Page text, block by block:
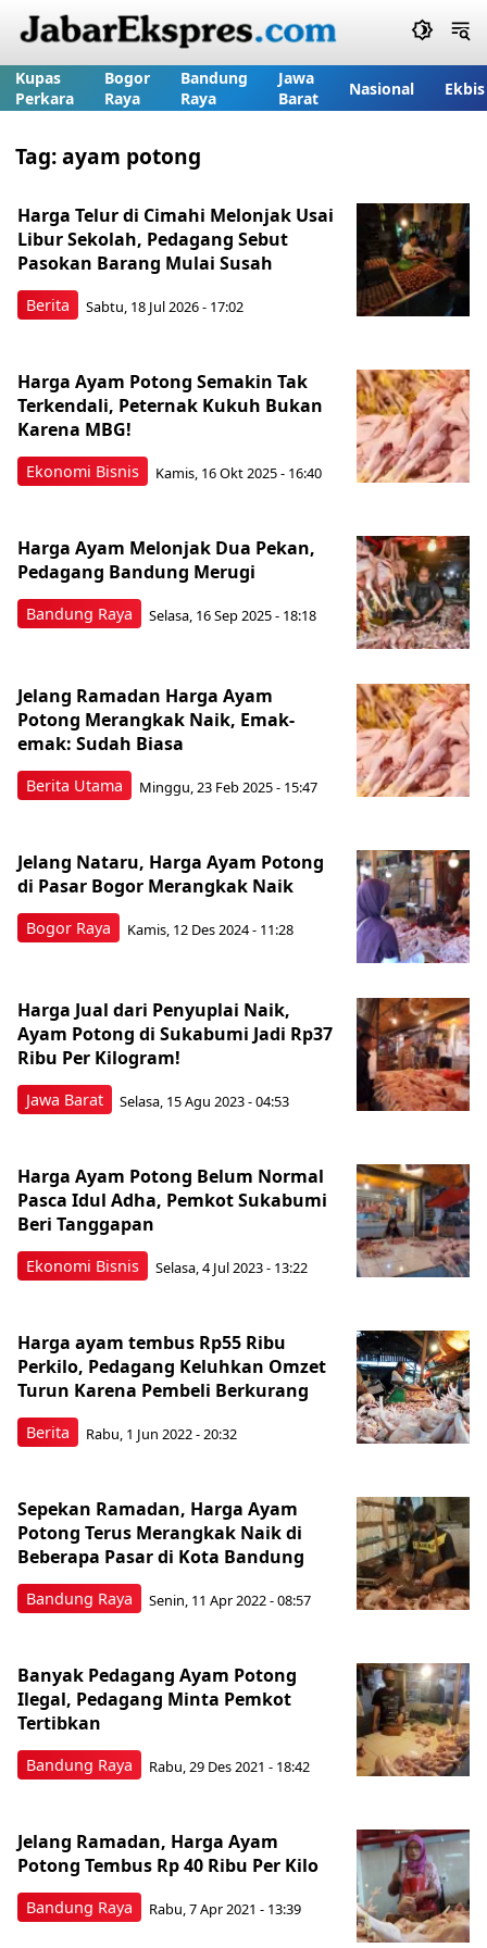
Kupas
Perkara
Bogor
Raya
Bandung
Raya
Jawa
Barat
Nasional Ekbis
Tag:ayam potong
Berita
Harga Telur di Cimahi Melonjak Usai
Libur Sekolah, Pedagang Sebut
Pasokan Barang Mulai Susah
Sabtu, 18 Jul 2026 - 17:02
Ekonomi Bisnis
Harga Ayam Potong Semakin Tak
Terkendali, Peternak Kukuh Bukan
Karena MBG!
Kamis, 16 Okt 2025 - 16:40
Bandung Raya
Harga Ayam Melonjak Dua Pekan,
Pedagang Bandung Merugi
Selasa, 16 Sep 2025 - 18:18
Berita Utama
Jelang Ramadan Harga Ayam
Potong Merangkak Naik, Emak-
emak: Sudah Biasa
Minggu, 23 Feb 2025 - 15:47
Bogor Raya
Jelang Nataru, Harga Ayam Potong
di Pasar Bogor Merangkak Naik
Kamis, 12 Des 2024 - 11:28
Jawa Barat
Harga Jual dari Penyuplai Naik,
Ayam Potong di Sukabumi Jadi Rp37
Ribu Per Kilogram!
Selasa, 15 Agu 2023 - 04:53
Ekonomi Bisnis
Harga Ayam Potong Belum Normal
Pasca Idul Adha, Pemkot Sukabumi
Beri Tanggapan
Selasa, 4 Jul 2023 - 13:22
Berita
Harga ayam tembus Rp55 Ribu
Perkilo, Pedagang Keluhkan Omzet
Turun Karena Pembeli Berkurang
Rabu, 1 Jun 2022 - 20:32
Bandung Raya
Sepekan Ramadan, Harga Ayam
Potong Terus Merangkak Naik di
Beberapa Pasar di Kota Bandung
Senin, 11 Apr 2022 - 08:57
Bandung Raya
Banyak Pedagang Ayam Potong
Ilegal, Pedagang Minta Pemkot
Tertibkan
Rabu, 29 Des 2021 - 18:42
Bandung Raya
Jelang Ramadan, Harga Ayam
Potong Tembus Rp 40 Ribu Per Kilo
Rabu, 7 Apr 2021 - 13:39